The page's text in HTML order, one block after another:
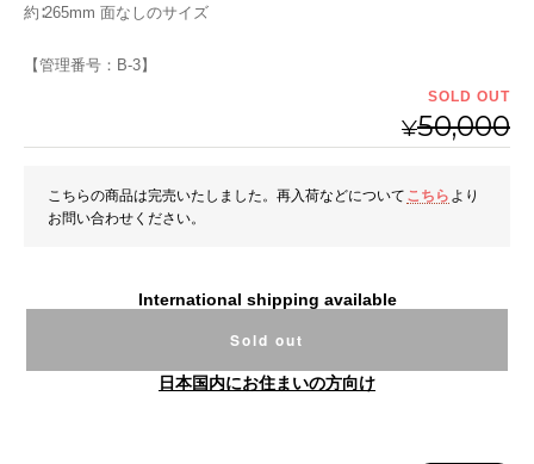
約∶265mm 面なしのサイズ
【管理番号：B-3】
SOLD OUT
¥50,000
こちらの商品は完売いたしました。再入荷などについて こちら より
お問い合わせください。
International shipping available
Sold out
日本国内にお住まいの方向け